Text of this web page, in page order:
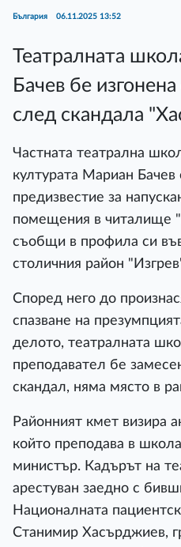
България 06.11.2025 13:52
Театралната
Бачев бе
след скандала
Частната театрална
културата Мариан Бачев
предизвестие за
помещения в читалище
съобщи в профила си
столичния район
Според него до
спазване на
делото, театралната
преподавател бе
скандал, няма място в
Районният кмет визира
който преподава в
министър. Кадърът на
арестуван заедно с
Националната
Станимир Хасърджиев,